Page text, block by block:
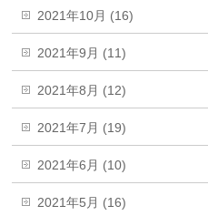
2021年10月 (16)
2021年9月 (11)
2021年8月 (12)
2021年7月 (19)
2021年6月 (10)
2021年5月 (16)